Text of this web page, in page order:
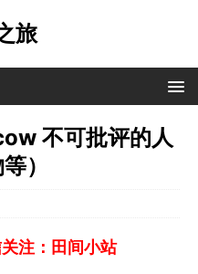
旅
不可批评的人
）
注：田间小站